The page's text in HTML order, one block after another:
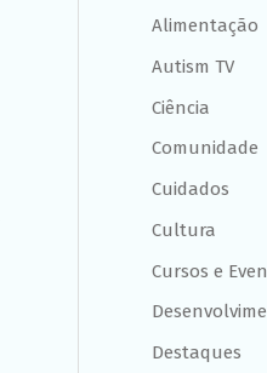
Alimentação
Autism TV
Ciência
Comunidade
Cuidados
Cultura
Cursos e
Destaques